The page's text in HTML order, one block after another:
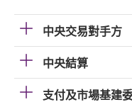
中央交易對手方
中央結算
支付及市場基建